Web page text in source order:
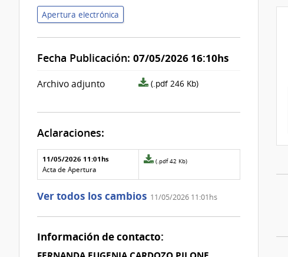
Apertura electrónica
Fecha Publicación: 07/05/2026 16:10hs
Archivo adjunto
archivo
(.pdf 246 Kb)
Aclaraciones:
Aclaraciones del llamado
Fecha y
texto de
la
Archivo
de la
11/05/2026 11:01hs
Acta de Apertura
Archivo
de
aclaración
0
(.pdf 42 Kb)
Ver todos los cambios 11/05/2026 11:01hs
Información de contacto: